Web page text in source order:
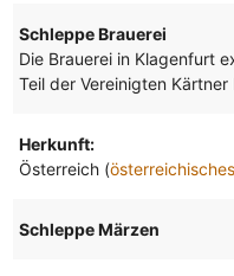
Schleppe Brauerei
Die Brauerei in Klagenfurt
Teil der Vereinigten Kärtner
Herkunft:
Österreich (
Schleppe Märzen